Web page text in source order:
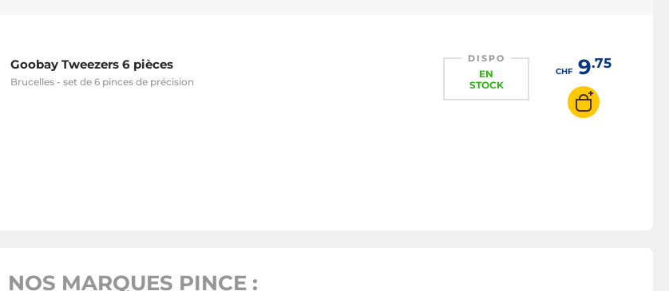
Goobay Tweezers 6 pièces
Brucelles - set de 6 pinces de précision
DISPO
EN
STOCK
CHF9.75
NOS MARQUES PINCE :